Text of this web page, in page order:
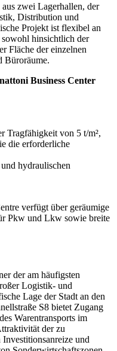
zwei Lagerhallen, der
Distribution und
Projekt ist flexibel an
sowohl hinsichtlich der
Fläche der einzelnen
Büroräume.
Business Center
Tragfähigkeit von 5 t/m²,
die erforderliche
hydraulischen
verfügt über geräumige
Pkw und Lkw sowie breite
der am häufigsten
Logistik- und
Lage der Stadt an den
S8 bietet Zugang
Warentransports im
der zu
und